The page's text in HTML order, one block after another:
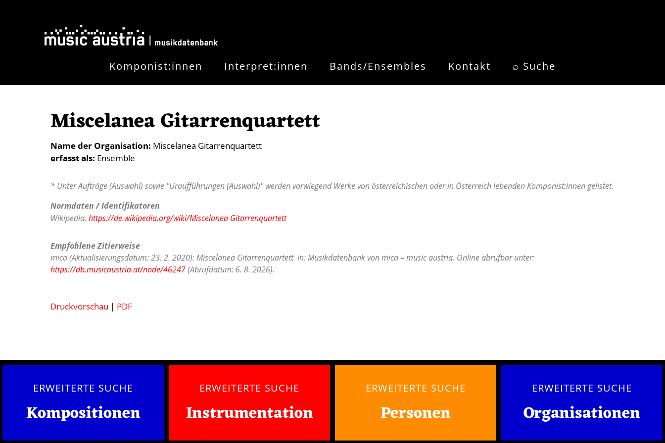
Komponist:innen Interpret:innen Bands/Ensembles Kontakt ⌕ Suche
Miscelanea Gitarrenquartett
Name der Organisation Miscelanea Gitarrenquartett
erfasst als Ensemble
* Unter Aufträge (Auswahl) sowie "Uraufführungen (Auswahl)" werden vorwiegend Werke von österreichischen oder in Österreich lebenden Komponist:innen gelistet.
Normdaten / Identifikatoren
Wikipedia:https://de.wikipedia.org/wiki/Miscelanea Gitarrenquartett
Empfohlene Zitierweise
mica (Aktualisierungsdatum: 23. 2. 2020): Miscelanea Gitarrenquartett. In: Musikdatenbank von mica – music austria. Online abrufbar unter:
https://db.musicaustria.at/node/46247(Abrufdatum: 6. 8. 2026).
Druckvorschau | PDF
ERWEITERTE SUCHE
Kompositionen
ERWEITERTE SUCHE
Instrumentation
ERWEITERTE SUCHE
Personen
ERWEITERTE SUCHE
Organisationen